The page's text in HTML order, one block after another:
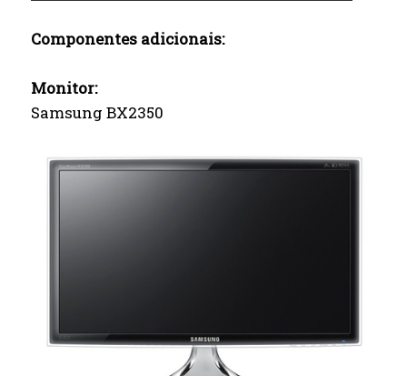
Componentes adicionais:
Monitor:
Samsung BX2350